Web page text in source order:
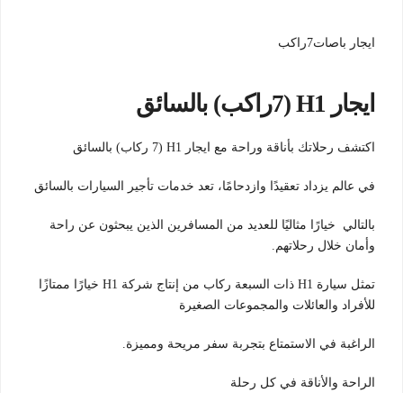
ايجار باصات7راكب
ايجار H1 (7راكب) بالسائق
اكتشف رحلاتك بأناقة وراحة مع ايجار H1 (7 ركاب) بالسائق
في عالم يزداد تعقيدًا وازدحامًا، تعد خدمات تأجير السيارات بالسائق
بالتالي خيارًا مثاليًا للعديد من المسافرين الذين يبحثون عن راحة
وأمان خلال رحلاتهم.
تمثل سيارة H1 ذات السبعة ركاب من إنتاج شركة H1 خيارًا ممتازًا
للأفراد والعائلات والمجموعات الصغيرة
الراغبة في الاستمتاع بتجربة سفر مريحة ومميزة.
الراحة والأناقة في كل رحلة